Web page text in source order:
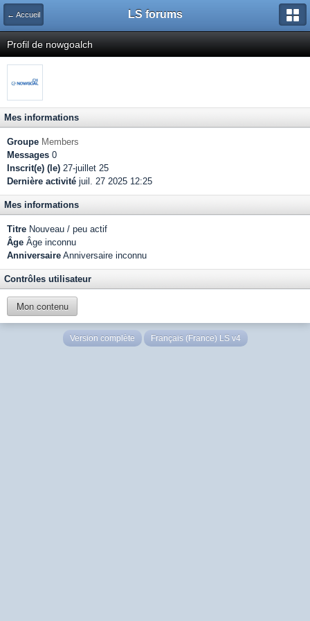
← Accueil LS forums
Profil de nowgoalch
Mes informations
Groupe Members
Messages 0
Inscrit(e) (le) 27-juillet 25
Dernière activité juil. 27 2025 12:25
Mes informations
Titre Nouveau / peu actif
Âge Âge inconnu
Anniversaire Anniversaire inconnu
Contrôles utilisateur
Mon contenu
Version complète Français (France) LS v4